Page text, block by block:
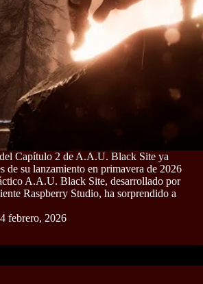
Capítulo 2 de A.A.U. Black Site ya
de su lanzamiento en primavera de 2026
A.A.U. Black Site, desarrollado por
Raspberry Studio, ha sorprendido a
4 febrero, 2026